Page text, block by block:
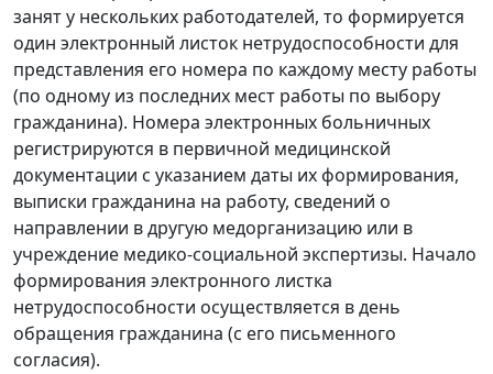
занят у нескольких работодателей, то формируется
один электронный листок нетрудоспособности для
представления его номера по каждому месту работы
(по одному из последних мест работы по выбору
гражданина). Номера электронных больничных
регистрируются в первичной медицинской
документации с указанием даты их формирования,
выписки гражданина на работу, сведений о
направлении в другую медорганизацию или в
учреждение медико-социальной экспертизы. Начало
формирования электронного листка
нетрудоспособности осуществляется в день
обращения гражданина (с его письменного
согласия).